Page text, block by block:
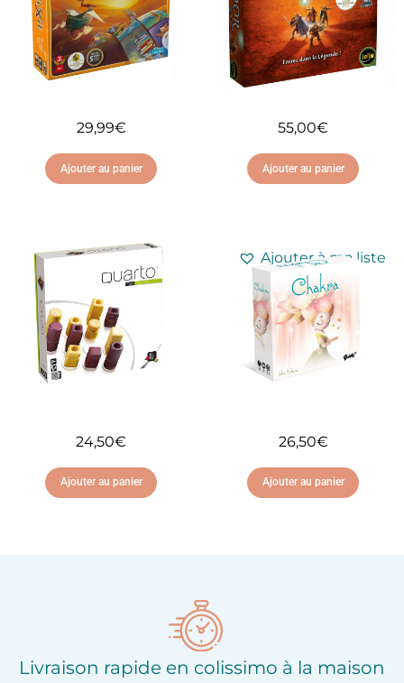
29,99€
Ajouter au panier
Ajouter à ma liste
d'envies
55,00€
Ajouter au panier
Ajouter à ma liste
d'envies
24,50€
Ajouter au panier
26,50€
Ajouter au panier
Livraison rapide en colissimo à la maison